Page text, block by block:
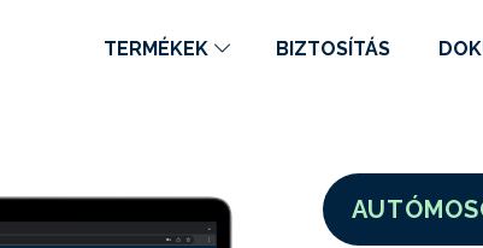
TERMÉKEK BIZTOSÍTÁS